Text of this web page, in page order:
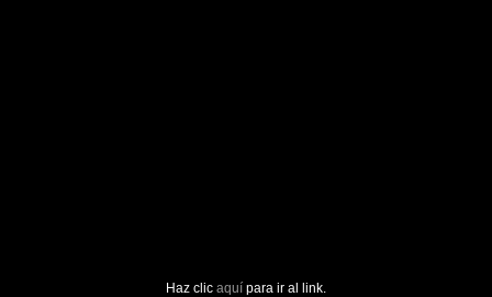
Haz clic aquí para ir al link.